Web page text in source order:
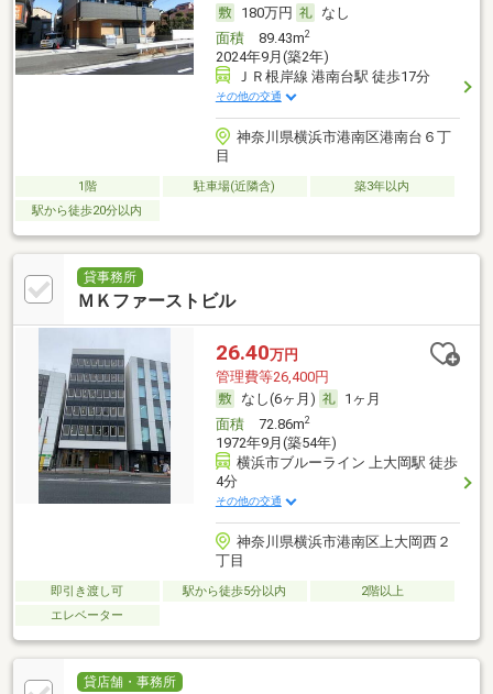
180万円
なし
面積89.43m2
2024年9月(築2年)
ＪＲ根岸線 港南台駅 徒歩17分
その他の交通
神奈川県横浜市港南区港南台６丁
目
1階 駐車場(近隣含)
築3年以内
駅から徒歩20分以内
貸事務所
ＭＫファーストビル
26.40万円
管理費等26,400円
なし(6ヶ月)
1ヶ月
面積72.86m2
1972年9月(築54年)
横浜市ブルーライン 上大岡駅 徒歩
4分
その他の交通
神奈川県横浜市港南区上大岡西２
丁目
即引き渡し可 駅から徒歩5分以内
2階以上
エレベーター
貸店舗・事務所